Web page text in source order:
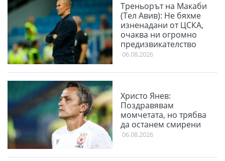
Треньорът на Макаби
(Тел Авив): Не бяхме
изненадани от ЦСКА,
очаква ни огромно
предизвикателство
06.08.2026
Христо Янев:
Поздравявам
момчетата, но трябва
да останем смирени
06.08.2026